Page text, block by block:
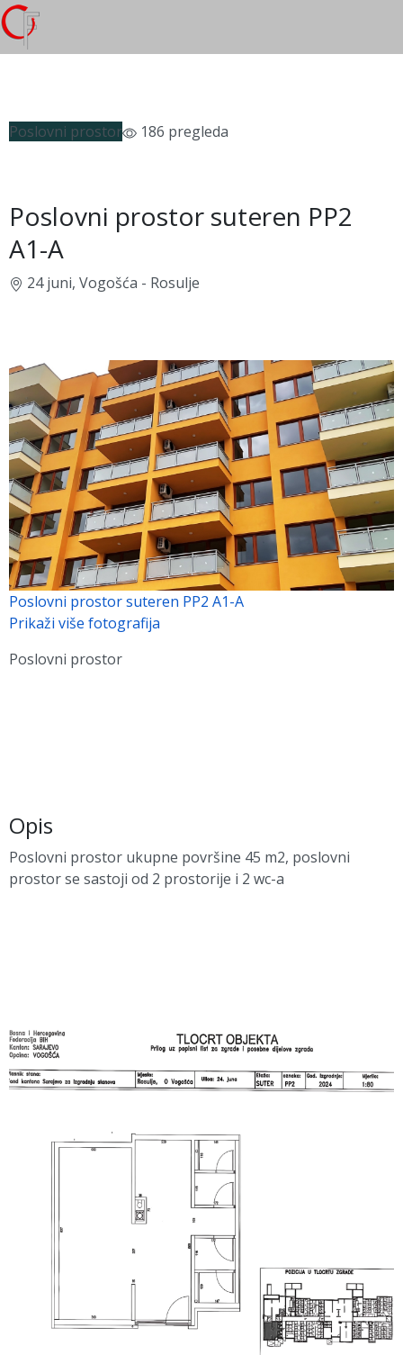
Poslovni prostor 186 pregleda
Poslovni prostor suteren PP2
A1-A
24 juni, Vogošća - Rosulje
Poslovni prostor suteren PP2 A1-A
Prikaži više fotografija
Poslovni prostor
Opis
Poslovni prostor ukupne površine 45 m2, poslovni
prostor se sastoji od 2 prostorije i 2 wc-a